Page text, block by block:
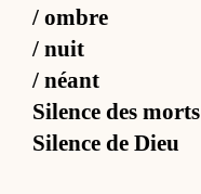
/ ombre
/ nuit
/ néant
Si­lence des morts
Si­lence de Dieu